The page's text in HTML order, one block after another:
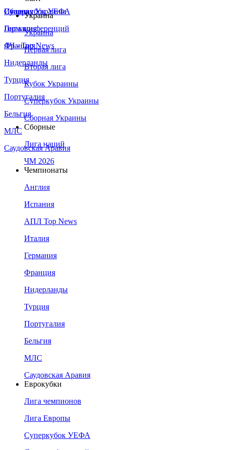
Сборная Украины
Италия
Германия
Франция
Нидерланды
Турция
Португалия
Бельгия
МЛС
Саудовская Аравия
Суперкубок УЕФА
Лига конференций
ЛЧ - Top News
Украина
Украина
Первая лига
Вторая лига
Кубок Украины
Суперкубок Украины
Сборная Украины
Сборные
Лига наций
ЧМ 2026
Чемпионаты
Англия
Испания
АПЛ Top News
Италия
Германия
Франция
Нидерланды
Турция
Португалия
Бельгия
МЛС
Саудовская Аравия
Еврокубки
Лига чемпионов
Лига Европы
Суперкубок УЕФА